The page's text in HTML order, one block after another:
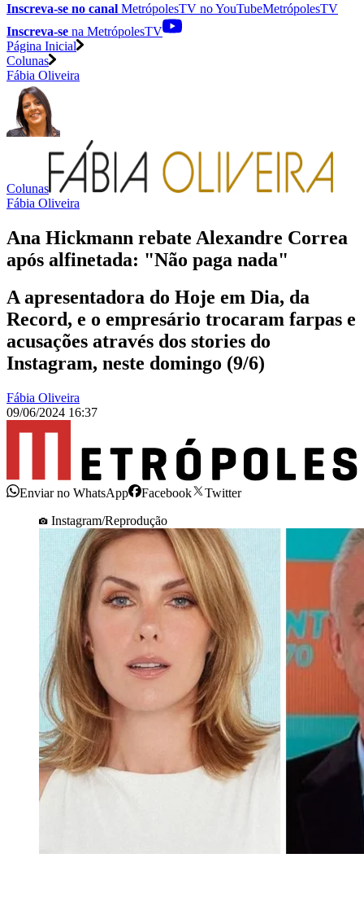
Inscreva-se no canal MetrópolesTV noYouTubeMetrópolesTV
Inscreva-se na MetrópolesTV
Página Inicial
Colunas
Fábia Oliveira
Colunas
Fábia Oliveira
Ana Hickmann rebate Alexandre Correa
após alfinetada: "Não paga nada"
A apresentadora do Hoje em Dia, da
Record, e o empresário trocaram farpas e
acusações através dos stories do
Instagram, neste domingo (9/6)
Fábia Oliveira
09/06/2024 16:37
Enviar no WhatsApp Facebook
Twitter
Instagram/Reprodução